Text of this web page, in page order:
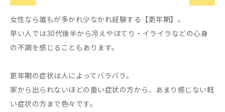
女性なら誰もが多かれ少なかれ経験する【更年期】。
早い人では30代後半から冷えやほてり・イライラなどの心身
の不調を感じることもあります。
更年期の症状は人によってバラバラ。
家から出られないほどの重い症状の方から、あまり感じない軽
い症状の方まで色々です。